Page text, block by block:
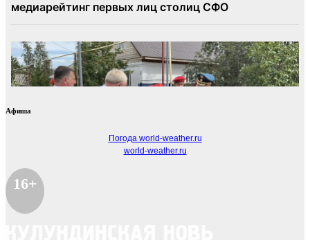
Афиша
Погода world-weather.ru
world-weather.ru
16+